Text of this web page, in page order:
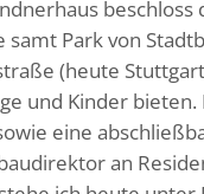
beschloss
Park von
(heute
und Kinder
eine
an